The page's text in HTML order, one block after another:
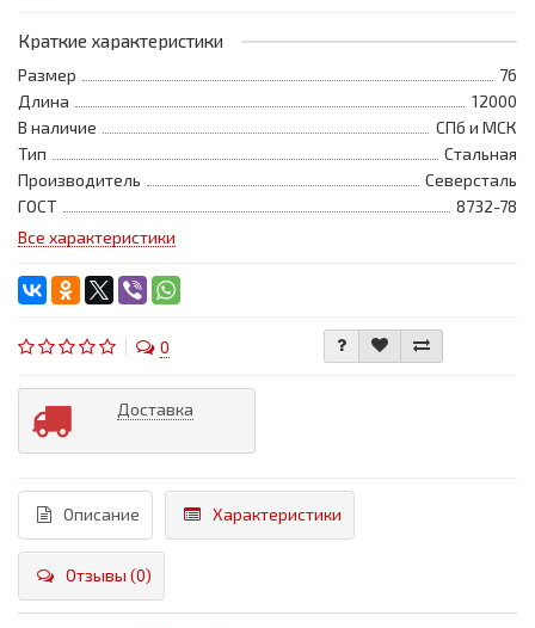
Краткие характеристики
Размер
76
Длина
12000
В наличие
СПб и МСК
Тип
Стальная
Производитель
Северсталь
ГОСТ
8732-78
Все характеристики
0
Доставка
Описание Характеристики
Отзывы (0)